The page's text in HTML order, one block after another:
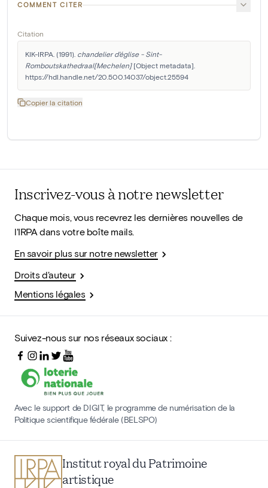
COMMENT CITER
Citation
KIK-IRPA. (1991). chandelier d'église - Sint-
Romboutskathedraal[Mechelen] [Object metadata].
https://hdl.handle.net/20.500.14037/object.25594
Copier la citation
Inscrivez-vous à notre newsletter
Chaque mois, vous recevrez les dernières nouvelles de
l'IRPA dans votre boîte mails.
En savoir plus sur notre newsletter
Droits d'auteur
Mentions légales
Suivez-nous sur nos réseaux sociaux :
Avec le support de DIGIT, le programme de numérisation de la
Politique scientifique fédérale (BELSPO)
Institut royal du Patrimoine
artistique